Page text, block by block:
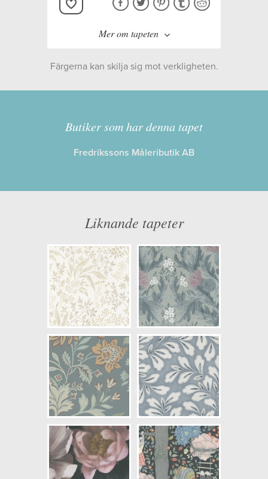
Mer om tapeten
Kollektion:
Boråstapeter
Opacitet: Hög
Mönsterhöjd: 0,00
Artikelnummer: 7480
NCS Bottenkulör: S1500-N
Färg: Blå, Grön, Vitaktig, Gul,
Lila, Brun, Röd, Grå
Mönster: Blommig, Djur, Växter
Struktur: Slät
Cirkapris: 999,00 kr
(Kontakta din färghandlare för
exakt pris.)
Färgerna kan skilja sig mot verkligheten.
Butiker som har denna tapet
Fredrikssons Måleributik AB
Liknande tapeter